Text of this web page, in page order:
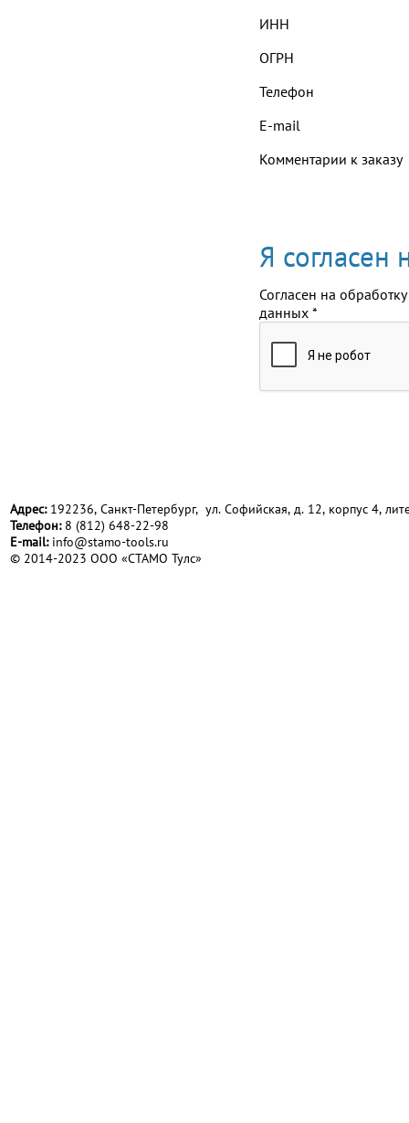
ИНН
ОГРН
Телефон
E-mail
Комментарии к заказу
Я согласен
Согласен на обработку
данных *
Адрес:192236, Санкт-Петербург, ул. Софийская, д. 12, корпус 4,
Телефон:8 (812) 648-22-98
Е-mail: info@stamo-tools.ru
© 2014-2023 ООО «СТАМО Тулс»